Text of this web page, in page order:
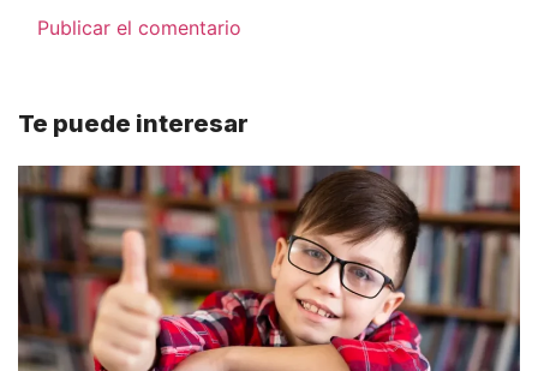
Te puede interesar